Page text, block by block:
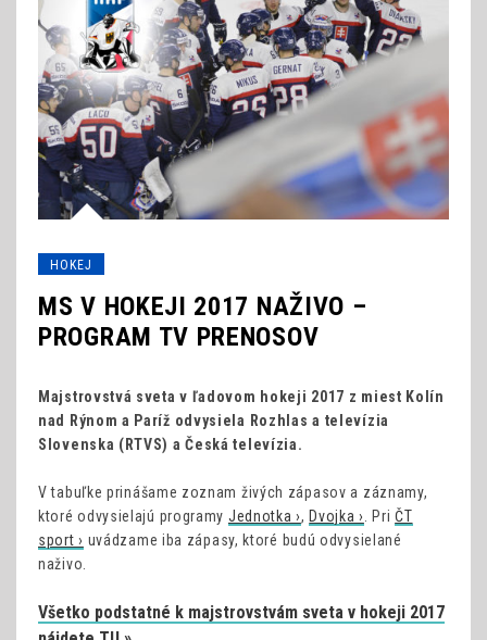
HOKEJ
MS V HOKEJI 2017 NAŽIVO –
PROGRAM TV PRENOSOV
Majstrovstvá sveta v ľadovom hokeji 2017 z miest Kolín
nad Rýnom a Paríž odvysiela Rozhlas a televízia
Slovenska (RTVS) a Česká televízia.
V tabuľke prinášame zoznam živých zápasov a záznamy,
ktoré odvysielajú programy Jednotka ›, Dvojka › . PriČT
sport › uvádzame iba zápasy, ktoré budú odvysielané
naživo.
Všetko podstatné k majstrovstvám sveta v hokeji 2017